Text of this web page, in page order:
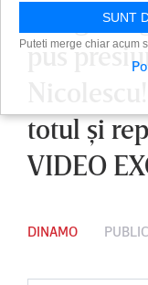
merg”.
pus
totul şi
VIDEO
DINAMO
SUNT
Puteti merge chiar acum